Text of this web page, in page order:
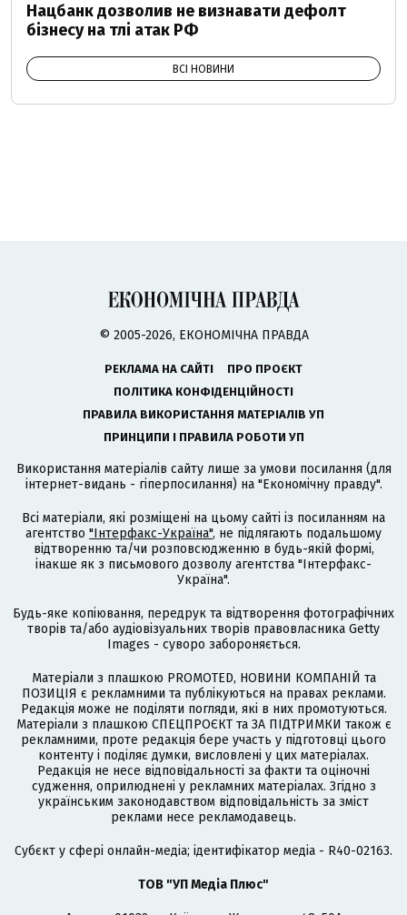
Нацбанк дозволив не визнавати дефолт
бізнесу на тлі атак РФ
ВСІ НОВИНИ
© 2005-2026, ЕКОНОМІЧНА ПРАВДА
РЕКЛАМА НА САЙТІ
ПРО ПРОЄКТ
ПОЛІТИКА КОНФІДЕНЦІЙНОСТІ
ПРАВИЛА ВИКОРИСТАННЯ МАТЕРІАЛІВ УП
ПРИНЦИПИ І ПРАВИЛА РОБОТИ УП
Використання матеріалів сайту лише за умови посилання (для
інтернет-видань - гіперпосилання) на "Економічну правду".
Всі матеріали, які розміщені на цьому сайті із посиланням на
агентство "Інтерфакс-Україна", не підлягають подальшому
відтворенню та/чи розповсюдженню в будь-якій формі,
інакше як з письмового дозволу агентства "Інтерфакс-
Україна".
Будь-яке копіювання, передрук та відтворення фотографічних
творів та/або аудіовізуальних творів правовласника Getty
Images - суворо забороняється.
Матеріали з плашкою PROMOTED, НОВИНИ КОМПАНІЙ та
ПОЗИЦІЯ є рекламними та публікуються на правах реклами.
Редакція може не поділяти погляди, які в них промотуються.
Матеріали з плашкою СПЕЦПРОЄКТ та ЗА ПІДТРИМКИ також є
рекламними, проте редакція бере участь у підготовці цього
контенту і поділяє думки, висловлені у цих матеріалах.
Редакція не несе відповідальності за факти та оціночні
судження, оприлюднені у рекламних матеріалах. Згідно з
українським законодавством відповідальність за зміст
реклами несе рекламодавець.
Cубєкт у сфері онлайн-медіа; ідентифікатор медіа - R40-02163.
ТОВ "УП Медіа Плюс"